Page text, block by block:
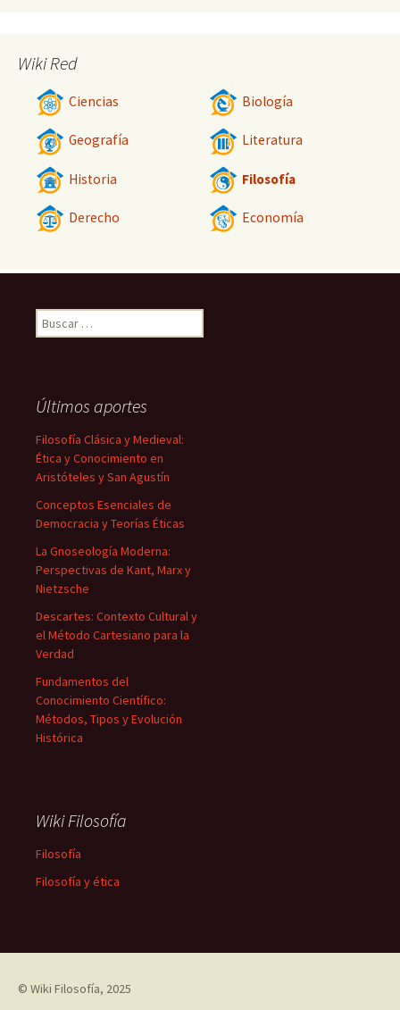
Wiki Red
Ciencias Biología
Geografía Literatura
Historia Filosofía
Derecho Economía
Buscar:
Últimos aportes
Filosofía Clásica y Medieval:
Ética y Conocimiento en
Aristóteles y San Agustín
Conceptos Esenciales de
Democracia y Teorías Éticas
La Gnoseología Moderna:
Perspectivas de Kant, Marx y
Nietzsche
Descartes: Contexto Cultural y
el Método Cartesiano para la
Verdad
Fundamentos del
Conocimiento Científico:
Métodos, Tipos y Evolución
Histórica
Wiki Filosofía
Filosofía
Filosofía y ética
© Wiki Filosofía, 2025